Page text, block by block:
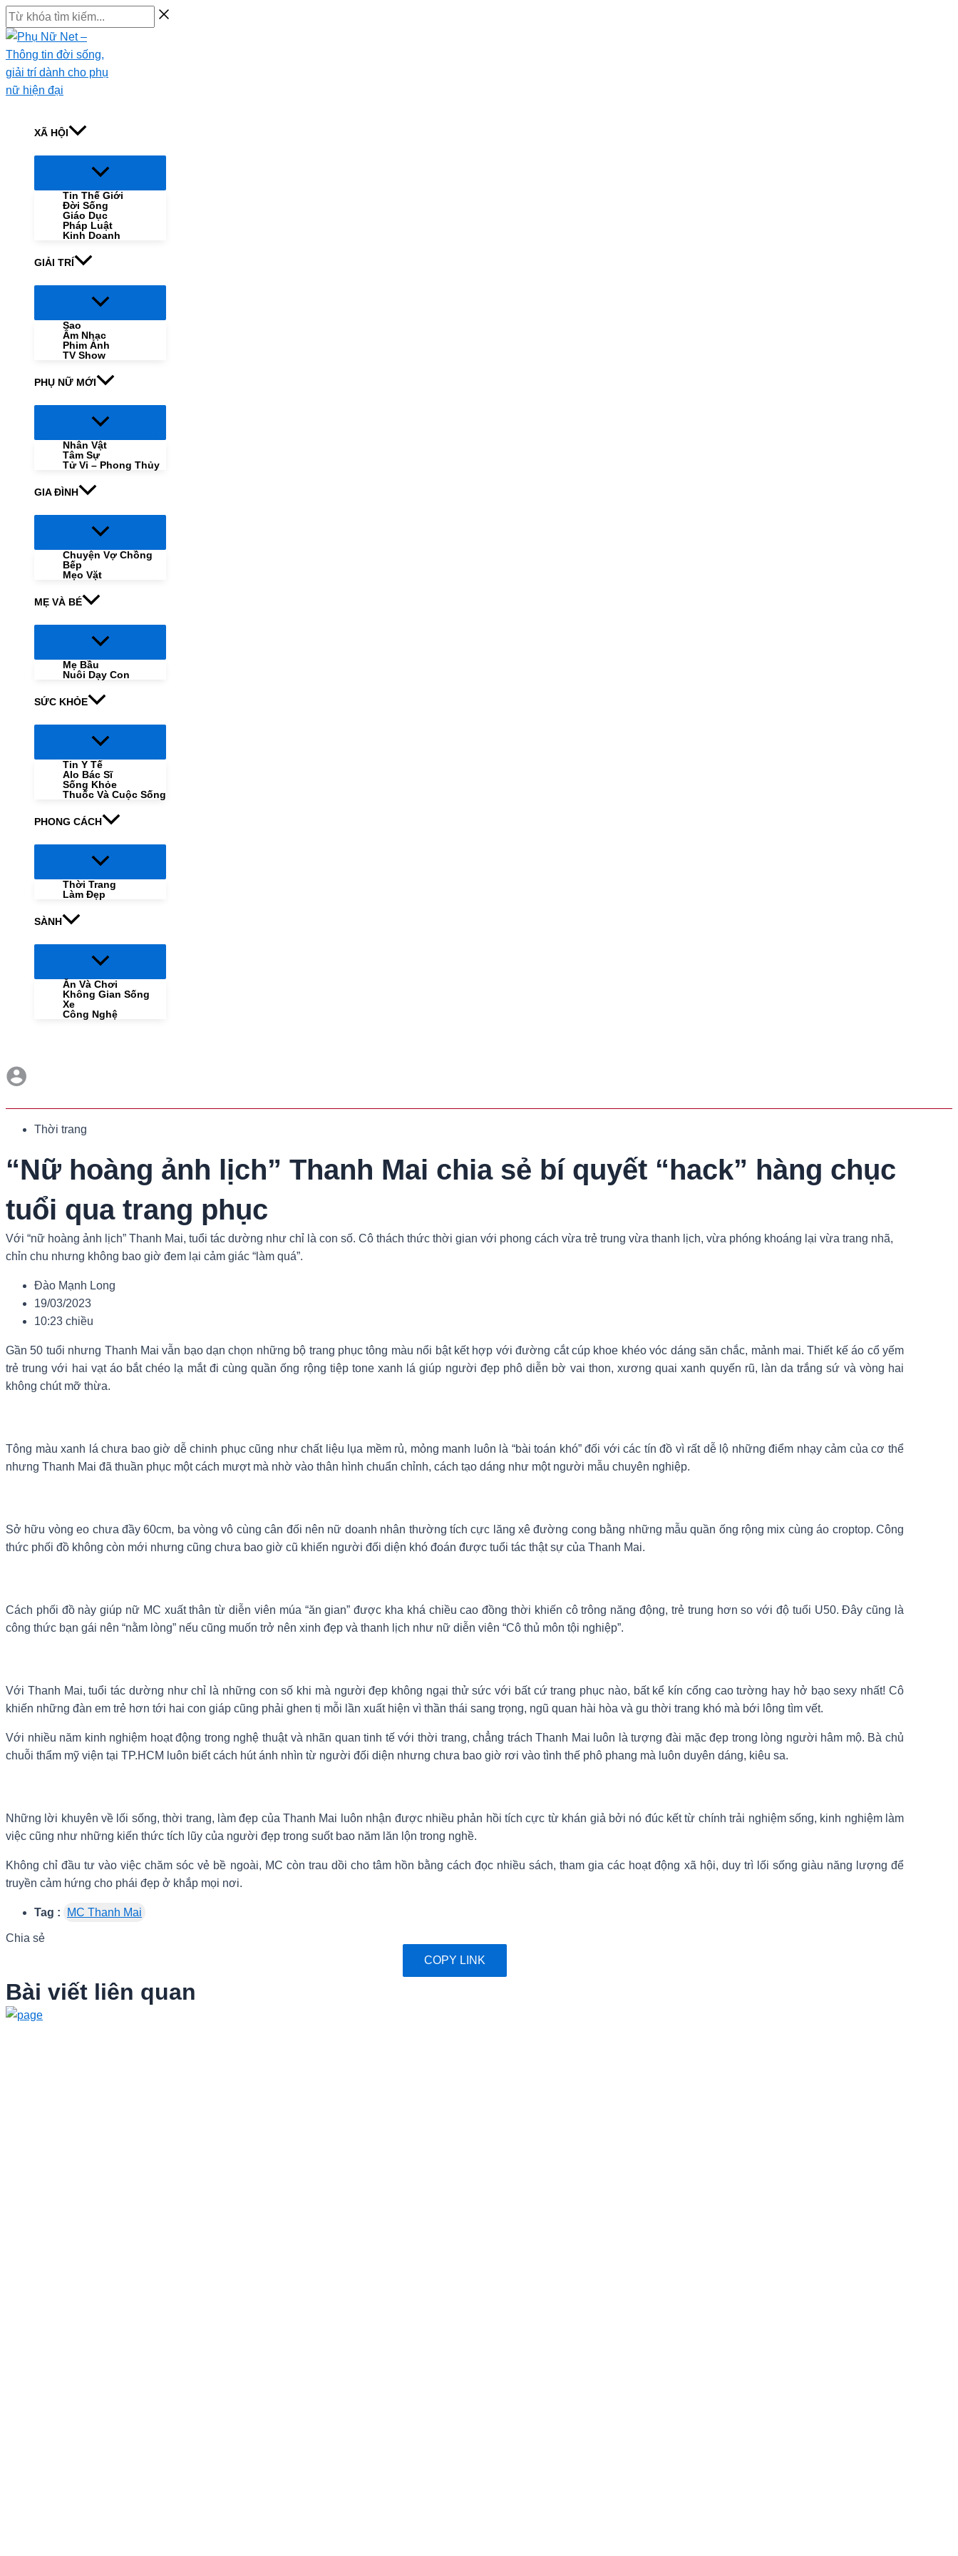
Skip
to
content
Từ
khóa
tìm
kiếm...
XÃ HỘI
Menu
Tin Thế Giới
Đời Sống
Giáo Dục
Pháp Luật
Kinh Doanh
GIẢI TRÍ
Menu
Sao
Âm Nhạc
Phim Ảnh
TV Show
PHỤ NỮ MỚI
Menu
Nhân Vật
Tâm Sự
Tử Vi – Phong Thủy
GIA ĐÌNH
Menu
Chuyện Vợ Chồng
Bếp
Mẹo Vặt
MẸ VÀ BÉ
Menu
Mẹ Bầu
Nuôi Dạy Con
SỨC KHỎE
Menu
Tin Y Tế
Alo Bác Sĩ
Sống Khỏe
Thuốc Và Cuộc Sống
PHONG CÁCH
Menu
Thời Trang
Làm Đẹp
SÀNH
Menu
Ăn Và Chơi
Không Gian Sống
Xe
Công Nghệ
Thời trang
“Nữ hoàng ảnh lịch” Thanh Mai chia sẻ bí quyết “hack” hàng chục
tuổi qua trang phục
Với “nữ hoàng ảnh lịch” Thanh Mai, tuổi tác dường như chỉ là con số. Cô thách thức thời gian với phong cách vừa trẻ trung vừa thanh lịch, vừa phóng khoáng lại vừa trang nhã,
chỉn chu nhưng không bao giờ đem lại cảm giác “làm quá”.
Đào Mạnh Long
19/03/2023
10:23 chiều
Gần 50 tuổi nhưng Thanh Mai vẫn bạo dạn chọn những bộ trang phục tông màu nổi bật kết hợp với đường cắt cúp khoe khéo vóc dáng săn chắc, mảnh mai. Thiết kế áo cổ yếm
trẻ trung với hai vạt áo bắt chéo lạ mắt đi cùng quần ống rộng tiệp tone xanh lá giúp người đẹp phô diễn bờ vai thon, xương quai xanh quyến rũ, làn da trắng sứ và vòng hai
không chút mỡ thừa.
Tông màu xanh lá chưa bao giờ dễ chinh phục cũng như chất liệu lụa mềm rủ, mỏng manh luôn là “bài toán khó” đối với các tín đồ vì rất dễ lộ những điểm nhạy cảm của cơ thể
nhưng Thanh Mai đã thuần phục một cách mượt mà nhờ vào thân hình chuẩn chỉnh, cách tạo dáng như một người mẫu chuyên nghiệp.
Sở hữu vòng eo chưa đầy 60cm, ba vòng vô cùng cân đối nên nữ doanh nhân thường tích cực lăng xê đường cong bằng những mẫu quần ống rộng mix cùng áo croptop. Công
thức phối đồ không còn mới nhưng cũng chưa bao giờ cũ khiến người đối diện khó đoán được tuổi tác thật sự của Thanh Mai.
Cách phối đồ này giúp nữ MC xuất thân từ diễn viên múa “ăn gian” được kha khá chiều cao đồng thời khiến cô trông năng động, trẻ trung hơn so với độ tuổi U50. Đây cũng là
công thức bạn gái nên “nằm lòng” nếu cũng muốn trở nên xinh đẹp và thanh lịch như nữ diễn viên “Cô thủ môn tội nghiệp”.
Với Thanh Mai, tuổi tác dường như chỉ là những con số khi mà người đẹp không ngại thử sức với bất cứ trang phục nào, bất kể kín cổng cao tường hay hở bạo sexy nhất! Cô
khiến những đàn em trẻ hơn tới hai con giáp cũng phải ghen tị mỗi lần xuất hiện vì thần thái sang trọng, ngũ quan hài hòa và gu thời trang khó mà bới lông tìm vết.
Với nhiều năm kinh nghiệm hoạt động trong nghệ thuật và nhãn quan tinh tế với thời trang, chẳng trách Thanh Mai luôn là tượng đài mặc đẹp trong lòng người hâm mộ. Bà chủ
chuỗi thẩm mỹ viện tại TP.HCM luôn biết cách hút ánh nhìn từ người đối diện nhưng chưa bao giờ rơi vào tình thế phô phang mà luôn duyên dáng, kiêu sa.
Những lời khuyên về lối sống, thời trang, làm đẹp của Thanh Mai luôn nhận được nhiều phản hồi tích cực từ khán giả bởi nó đúc kết từ chính trải nghiệm sống, kinh nghiệm làm
việc cũng như những kiến thức tích lũy của người đẹp trong suốt bao năm lăn lộn trong nghề.
Không chỉ đầu tư vào việc chăm sóc vẻ bề ngoài, MC còn trau dồi cho tâm hồn bằng cách đọc nhiều sách, tham gia các hoạt động xã hội, duy trì lối sống giàu năng lượng để
truyền cảm hứng cho phái đẹp ở khắp mọi nơi.
Tag : MC Thanh Mai
Chia sẻ
COPY LINK
Bài viết liên quan